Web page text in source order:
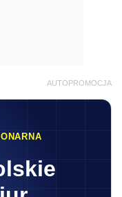
AUTOPROMOCJA